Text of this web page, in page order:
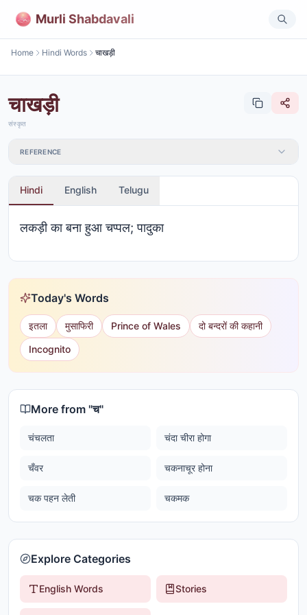
Murli Shabdavali
Home Hindi Words चाखड़ी
चाखड़ी
संस्कृत
REFERENCE
Hindi English Telugu
लकड़ी का बना हुआ चप्पल; पादुका
Today's Words
इतला मुसाफिरी Prince of Wales
दो बन्दरों की कहानी
Incognito
More from "च"
चंचलता चंदा चीरा होगा
चँवर चकनाचूर होना
चक पहन लेती चकमक
Explore Categories
English Words Stories